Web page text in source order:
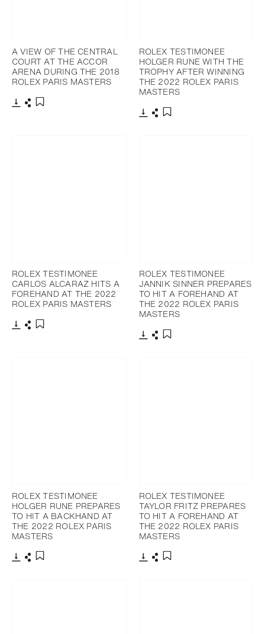
A VIEW OF THE CENTRAL
COURT AT THE ACCOR
ARENA DURING THE 2018
ROLEX PARIS MASTERS
ROLEX TESTIMONEE
HOLGER RUNE WITH THE
TROPHY AFTER WINNING
THE 2022 ROLEX PARIS
MASTERS
ROLEX TESTIMONEE
CARLOS ALCARAZ HITS A
FOREHAND AT THE 2022
ROLEX PARIS MASTERS
ROLEX TESTIMONEE
JANNIK SINNER PREPARES
TO HIT A FOREHAND AT
THE 2022 ROLEX PARIS
MASTERS
ROLEX TESTIMONEE
HOLGER RUNE PREPARES
TO HIT A BACKHAND AT
THE 2022 ROLEX PARIS
MASTERS
ROLEX TESTIMONEE
TAYLOR FRITZ PREPARES
TO HIT A FOREHAND AT
THE 2022 ROLEX PARIS
MASTERS